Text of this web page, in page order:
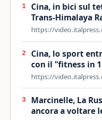
1
Cina, in bici sul
Trans-Himalaya
https://
2
Cina, lo sport
con il "fitness in
https://
3
Marcinelle, La
ancora a voltare